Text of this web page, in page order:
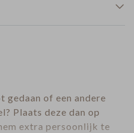
gedaan of een andere
Plaats deze dan op
extra persoonlijk te